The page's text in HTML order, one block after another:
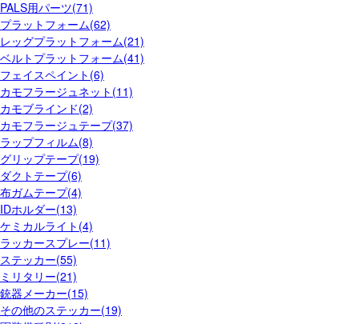
PALS用パーツ(71)
プラットフォーム(62)
レッグプラットフォーム(21)
ベルトプラットフォーム(41)
フェイスペイント(6)
カモフラージュネット(11)
カモブラインド(2)
カモフラージュテープ(37)
ラップフィルム(8)
グリップテープ(19)
ダクトテープ(6)
布ガムテープ(4)
IDホルダー(13)
ケミカルライト(4)
ラッカースプレー(11)
ステッカー(55)
ミリタリー(21)
銃器メーカー(15)
その他のステッカー(19)